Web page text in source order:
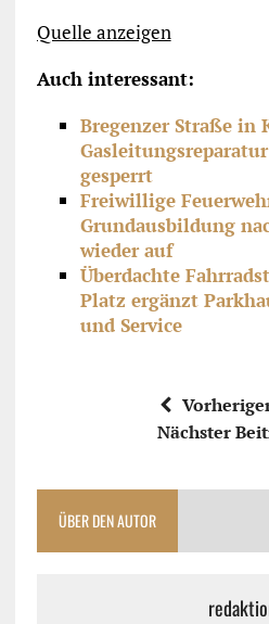
Quelle anzeigen
Auch interessant:
Bregenzer Straße in
gesperrt
Freiwillige
Grundausbildung
wieder auf
Überdachte
Platz ergänzt
und Service
Nächster
ÜBER DEN AUTOR